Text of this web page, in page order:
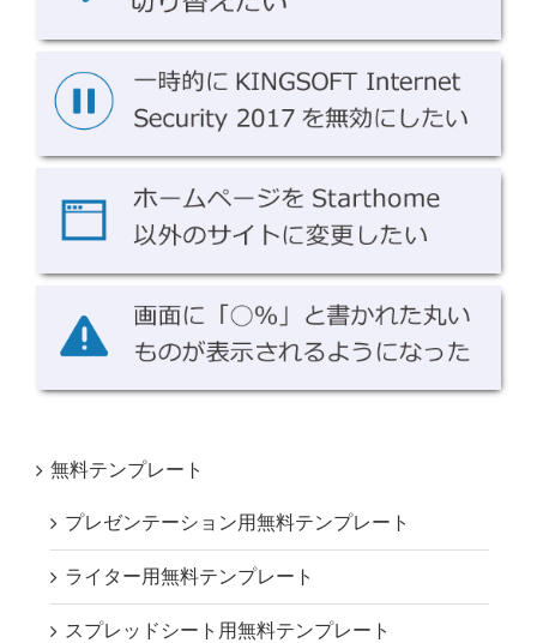
無料テンプレート
プレゼンテーション用無料テンプレート
ライター用無料テンプレート
スプレッドシート用無料テンプレート